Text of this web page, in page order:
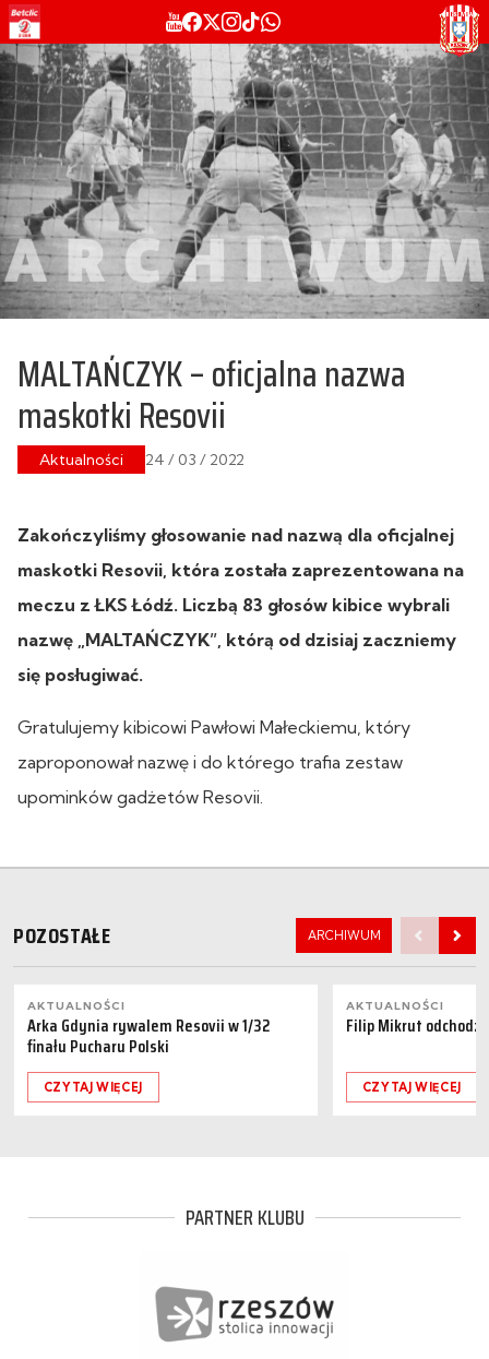
MALTAŃCZYK – oficjalna nazwa
maskotki Resovii
Aktualności 24 / 03 / 2022
Zakończyliśmy głosowanie nad nazwą dla oficjalnej
maskotki Resovii, która została zaprezentowana na
meczu z ŁKS Łódź. Liczbą 83 głosów kibice wybrali
nazwę „MALTAŃCZYK”, którą od dzisiaj zaczniemy
się posługiwać.
Gratulujemy kibicowi Pawłowi Małeckiemu, który
zaproponował nazwę i do którego trafia zestaw
upominków gadżetów Resovii.
POZOSTAŁE ARCHIWUM
AKTUALNOŚCI
Arka Gdynia rywalem Resovii w 1/32
finału Pucharu Polski
CZYTAJ WIĘCEJ
AKTUALNOŚCI
Filip Mikrut
CZYTAJ WIĘCEJ
PARTNER KLUBU